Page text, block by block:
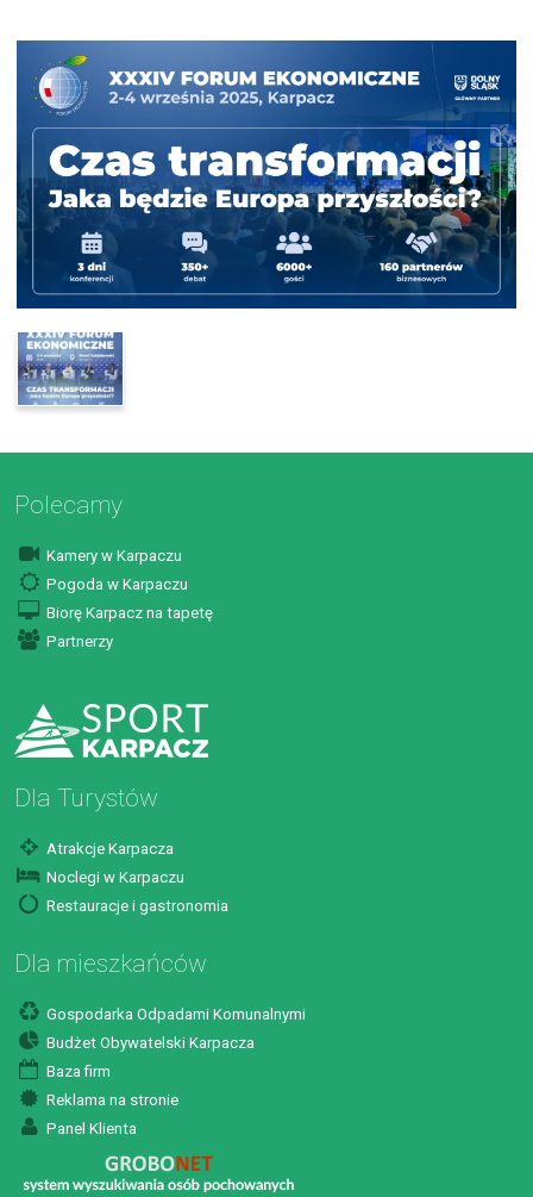
Polecamy
Kamery w Karpaczu
Pogoda w Karpaczu
Biorę Karpacz na tapetę
Partnerzy
Dla Turystów
Atrakcje Karpacza
Noclegi w Karpaczu
Restauracje i gastronomia
Dla mieszkańców
Gospodarka Odpadami Komunalnymi
Budżet Obywatelski Karpacza
Baza firm
Reklama na stronie
Panel Klienta